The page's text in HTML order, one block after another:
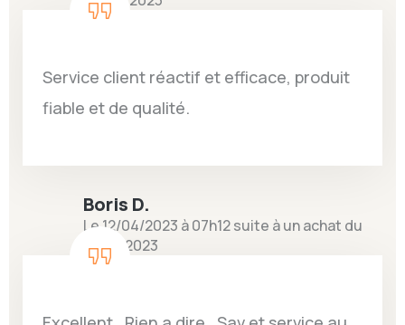
Service client réactif et efficace, produit
fiable et de qualité.
Boris D.
Le 12/04/2023 à 07h12 suite à un achat du
31/03/2023